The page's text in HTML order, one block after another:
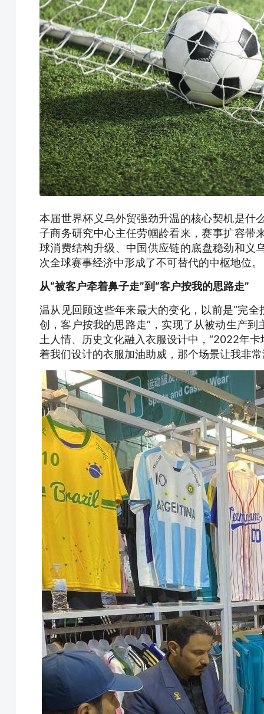
本届世界杯义乌外贸强劲升温的核心契机是什
子商务研究中心主任劳帼龄看来，赛事扩容带
球消费结构升级、中国供应链的底盘稳劲和
次全球赛事经济中形成了不可替代的中枢地位。
从“被客户牵着鼻子走”到“客户按我的思路走”
温从见回顾这些年来最大的变化，以前是“完
创，客户按我的思路走”，实现了从被动生产
土人情、历史文化融入衣服设计中，“2022年
着我们设计的衣服加油助威，那个场景让我非常